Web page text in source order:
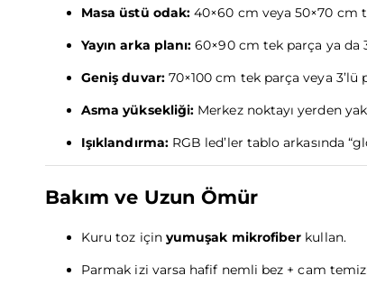
Masa üstü odak: 40×60 cm veya 50×70 cm
Yayın arka planı: 60×90 cm tek parça ya da
Geniş duvar: 70×100 cm tek parça veya
Asma yüksekliği: Merkez noktayı yerden
Işıklandırma: RGB led’ler tablo arkasında
Bakım ve Uzun Ömür
Kuru toz için yumuşak mikrofiber kullan.
Parmak izi varsa hafif nemli bez + cam